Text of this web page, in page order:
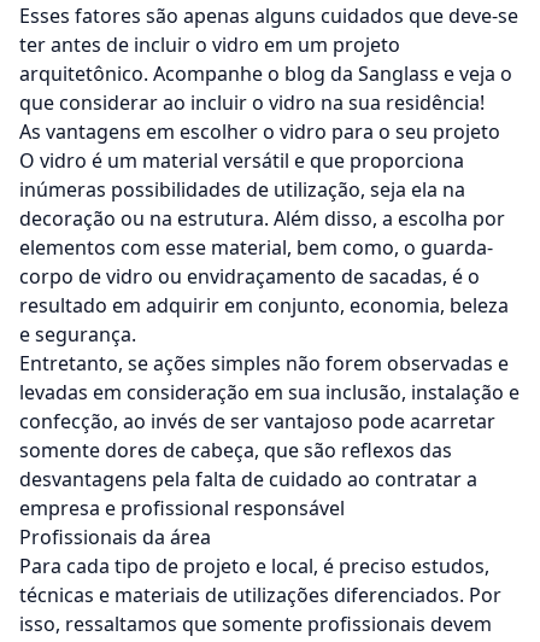
Esses fatores são apenas alguns cuidados que deve-se
ter antes de incluir o vidro em um projeto
arquitetônico. Acompanhe o blog da Sanglass e veja o
que considerar ao incluir o vidro na sua residência!
As vantagens em escolher o vidro para o seu projeto
O vidro é um material versátil e que proporciona
inúmeras possibilidades de utilização, seja ela na
decoração ou na estrutura. Além disso, a escolha por
elementos com esse material, bem como, o guarda-
corpo de vidro ou envidraçamento de sacadas, é o
resultado em adquirir em conjunto, economia, beleza
e segurança.
Entretanto, se ações simples não forem observadas e
levadas em consideração em sua inclusão, instalação e
confecção, ao invés de ser vantajoso pode acarretar
somente dores de cabeça, que são reflexos das
desvantagens pela falta de cuidado ao contratar a
empresa e profissional responsável
Profissionais da área
Para cada tipo de projeto e local, é preciso estudos,
técnicas e materiais de utilizações diferenciados. Por
isso, ressaltamos que somente profissionais devem